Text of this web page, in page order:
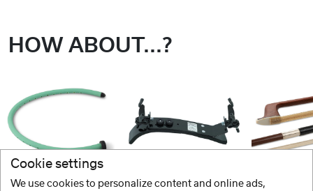
HOW ABOUT...?
Cookie settings
We use cookies to personalize content and online ads,